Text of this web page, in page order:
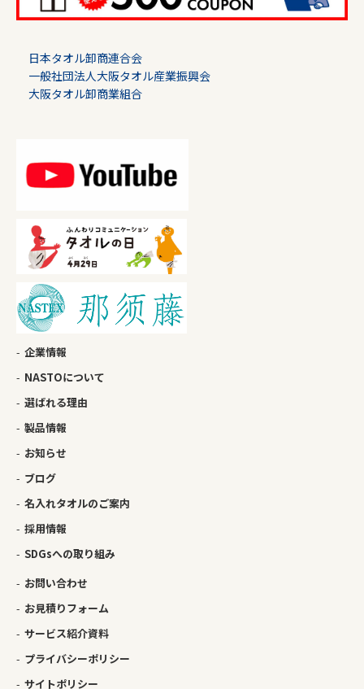
日本タオル卸商連合会
一般社団法人大阪タオル産業振興会
大阪タオル卸商業組合
企業情報
NASTOについて
選ばれる理由
製品情報
お知らせ
ブログ
名入れタオルのご案内
採用情報
SDGsへの取り組み
お問い合わせ
お見積りフォーム
サービス紹介資料
プライバシーポリシー
サイトポリシー